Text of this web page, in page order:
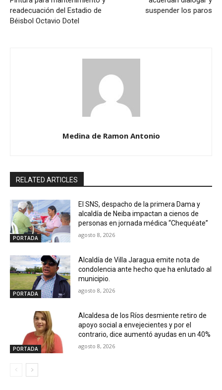
readecuación del Estadio de
Béisbol Octavio Dotel
suspender los paros
Medina de Ramon Antonio
RELATED ARTICLES
PORTADA
El SNS, despacho de la primera Dama y
alcaldía de Neiba impactan a cienos de
personas en jornada médica “Chequéate”
agosto 8, 2026
PORTADA
Alcaldía de Villa Jaragua emite nota de
condolencia ante hecho que ha enlutado al
municipio.
agosto 8, 2026
PORTADA
Alcaldesa de los Ríos desmiente retiro de
apoyo social a envejecientes y por el
contrario, dice aumentó ayudas en un 40%
agosto 8, 2026